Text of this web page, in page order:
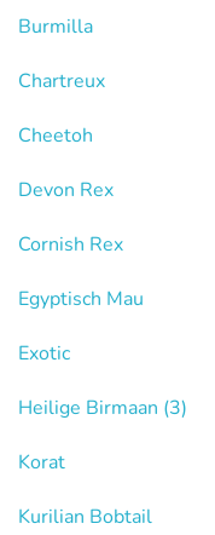
Burmilla
Chartreux
Cheetoh
Devon Rex
Cornish Rex
Egyptisch Mau
Exotic
Heilige Birmaan (3)
Korat
Kurilian Bobtail